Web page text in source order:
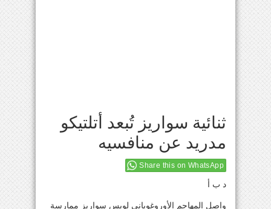
ثنائية سواريز تُبعد أتلتيكو
مدريد عن منافسيه
Share this on WhatsApp
د ب أ
واصل المهاجم الأوروغوياني لويس سواريز ممارسة